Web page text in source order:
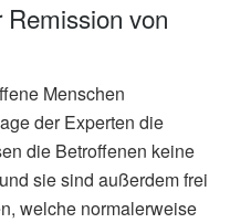
von
Menschen
der Experten die
die Betroffenen keine
sie sind außerdem frei
welche normalerweise